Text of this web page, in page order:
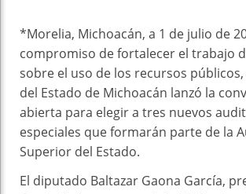
*Morelia, Michoacán, a 1 de julio de
compromiso de fortalecer el trabajo
sobre el uso de los recursos
del Estado de Michoacán lanzó la
abierta para elegir a tres nuevos
especiales que formarán parte de la
Superior del Estado.
El diputado Baltazar Gaona García,